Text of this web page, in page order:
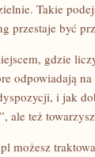
Takie
przestaje być
gdzie
odpowiadają
i jak
ale też
możesz